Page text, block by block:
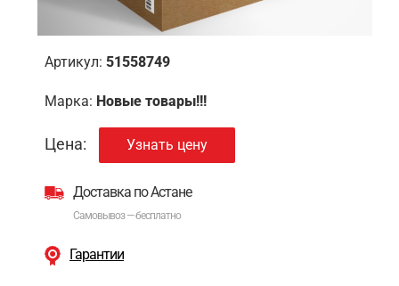
Артикул: 51558749
Марка: Новые товары!!!
Цена: Узнать цену
Доставка по Астане
Самовывоз — бесплатно
Гарантии